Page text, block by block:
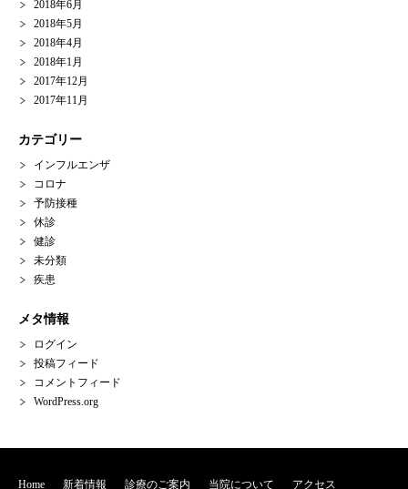
2018年6月
2018年5月
2018年4月
2018年1月
2017年12月
2017年11月
カテゴリー
インフルエンザ
コロナ
予防接種
休診
健診
未分類
疾患
メタ情報
ログイン
投稿フィード
コメントフィード
WordPress.org
Home 新着情報 診療のご案内 当院について アクセス